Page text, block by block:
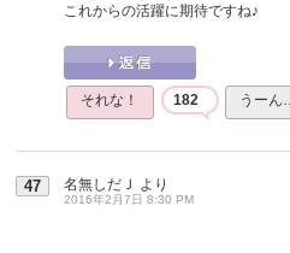
これからの活躍に期待ですね♪
それな！ 182 うーん…
47 名無しだＪ より
2016年2月7日 8:30 PM